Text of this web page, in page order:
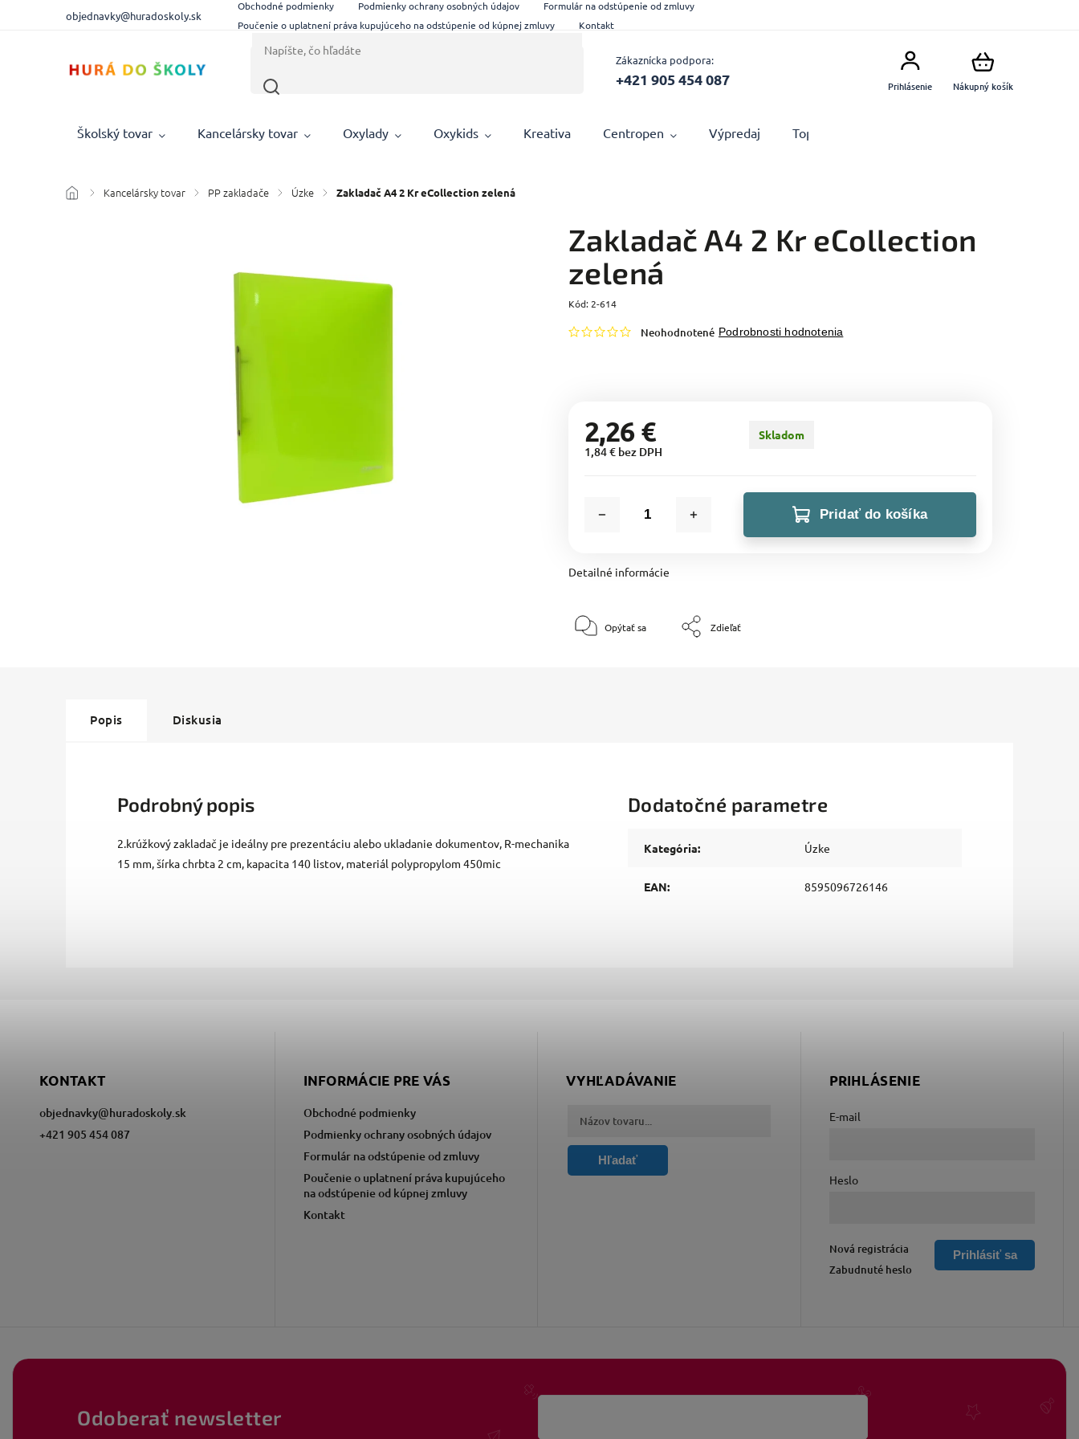
objednavky@huradoskoly.sk
Obchodné podmienky Podmienky ochrany osobných údajov
Formulár na odstúpenie od zmluvy
Poučenie o uplatnení práva kupujúceho na odstúpenie od kúpnej zmluvy
Kontakt
Zákaznícka podpora:
+421 905 454 087 Nákupný košík
Prihlásenie
Školský tovar Kancelársky tovar Oxylady Oxykids Kreativa Centropen Výpredaj Top produkty
/ Kancelársky tovar / PP zakladače / Úzke / Zakladač A4 2 Kr eCollection zelená
Zakladač A4 2 Kr eCollection
zelená
Kód: 2-614
Neohodnotené Podrobnosti hodnotenia
2,26 €
1,84 € bez DPH
Skladom
Pridať do košíka
Detailné informácie
Opýtať sa Zdieľať
Popis Diskusia
Podrobný popis
2.krúžkový zakladač je ideálny pre prezentáciu alebo ukladanie dokumentov, R-mechanika
15 mm, šírka chrbta 2 cm, kapacita 140 listov, materiál polypropylom 450mic
Dodatočné parametre
Kategória: Úzke
EAN: 8595096726146
KONTAKT
objednavky@huradoskoly.sk
+421 905 454 087
INFORMÁCIE PRE VÁS
Obchodné podmienky
Podmienky ochrany osobných údajov
Formulár na odstúpenie od zmluvy
Poučenie o uplatnení práva kupujúceho
na odstúpenie od kúpnej zmluvy
Kontakt
Odoberať newsletter
VYHĽADÁVANIE
Hľadať
PRIHLÁSENIE
E-mail
Heslo
Prihlásiť sa
Nová registrácia
Zabudnuté heslo